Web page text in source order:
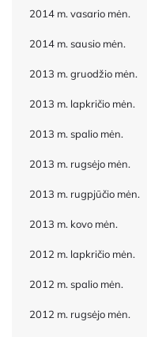
2014 m. vasario mėn.
2014 m. sausio mėn.
2013 m. gruodžio mėn.
2013 m. lapkričio mėn.
2013 m. spalio mėn.
2013 m. rugsėjo mėn.
2013 m. rugpjūčio mėn.
2013 m. kovo mėn.
2012 m. lapkričio mėn.
2012 m. spalio mėn.
2012 m. rugsėjo mėn.